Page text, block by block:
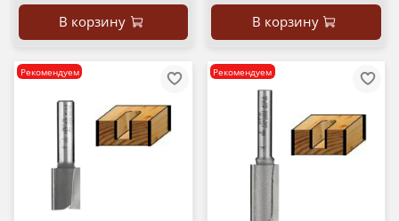
В корзину В корзину
Рекомендуем Рекомендуем